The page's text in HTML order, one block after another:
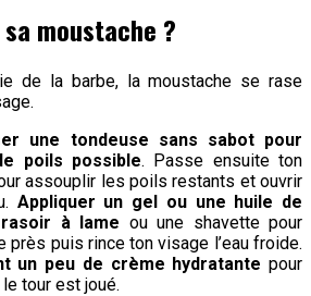
moustache ?
de la barbe, la moustache se rase
une tondeuse sans sabot pour
poils possible. Passe ensuite ton
assouplir les poils restants et ouvrir
Appliquer un gel ou une huile de
à lame ou une shavette pour
près puis rince ton visage l’eau froide.
un peu de crème hydratante pour
tour est joué.